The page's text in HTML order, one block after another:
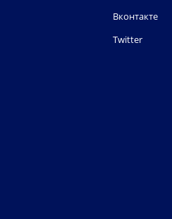
Вконтакте
Twitter